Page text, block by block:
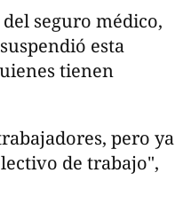
seguro médico,
esta
tienen
pero ya
de trabajo",